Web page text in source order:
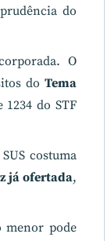
do
O
do Tema
1234 do STF
costuma
já ofertada,
menor pode